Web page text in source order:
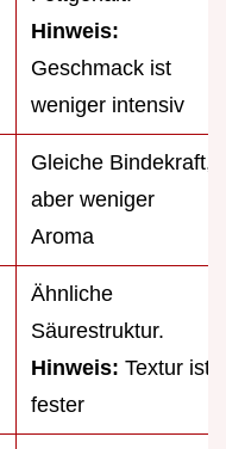
Hinweis:
Geschmack ist
weniger intensiv
Gleiche Bindekraft,
aber weniger
Aroma
Ähnliche
Säurestruktur.
Hinweis: Textur ist
fester